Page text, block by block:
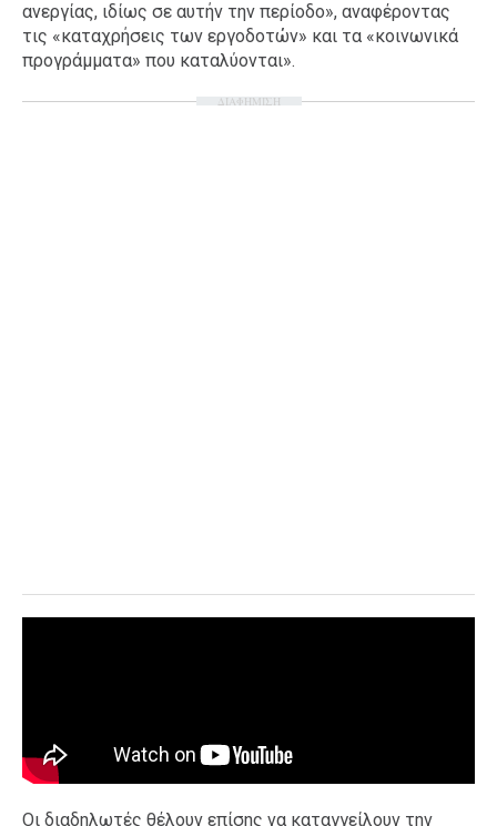
ανεργίας, ιδίως σε αυτήν την περίοδο», αναφέροντας
τις «καταχρήσεις των εργοδοτών» και τα «κοινωνικά
προγράμματα» που καταλύονται».
ΔΙΑΦΗΜΙΣΗ
Οι διαδηλωτές θέλουν επίσης να καταγγείλουν την